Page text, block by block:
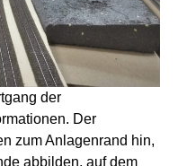
der
Der
zum Anlagenrand hin,
abbilden, auf dem